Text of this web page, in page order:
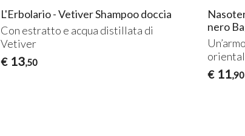
L'Erbolario - Vetiver Shampoo doccia
Con estratto e acqua distillata di
Vetiver
€ 13,50
nero
€ 11,90